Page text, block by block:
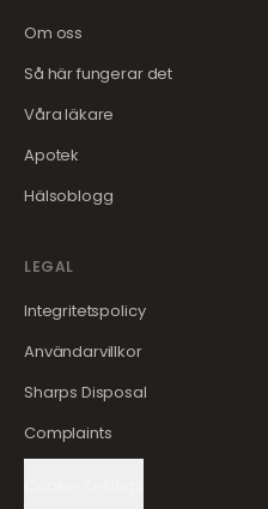
Om oss
Så här fungerar det
Våra läkare
Apotek
Hälsoblogg
LEGAL
Integritetspolicy
Användarvillkor
Sharps Disposal
Complaints